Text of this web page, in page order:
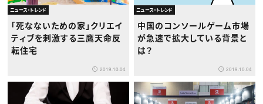
プロフェッショナル×つながる×メディア
ニュース・トレンド
「死なないための家」クリエイ
ティブを刺激する三鷹天命反
転住宅
2019.10.04
ニュース・トレンド
中国のコンソールゲーム市場
が急速で拡大している背景と
は？
2019.10.04